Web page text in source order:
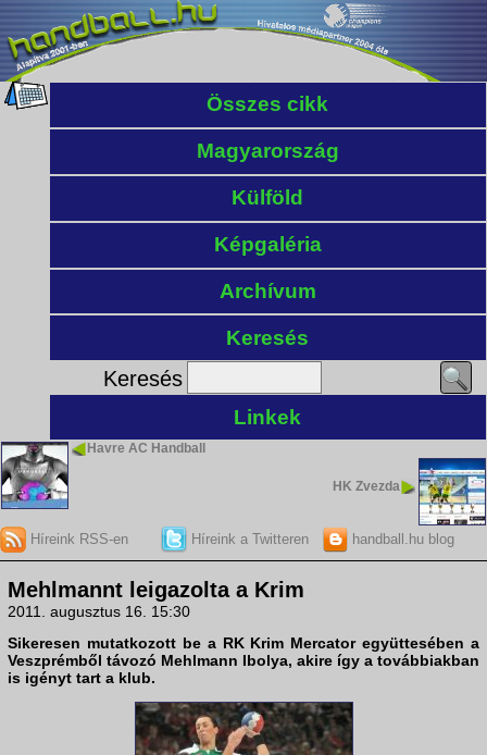
Összes cikk
Magyarország
Külföld
Képgaléria
Archívum
Keresés
Keresés
Linkek
Havre AC Handball
HK Zvezda
Híreink RSS-en Híreink a Twitteren handball.hu blog
Mehlmannt leigazolta a Krim
2011. augusztus 16. 15:30
Sikeresen mutatkozott be a RK Krim Mercatoregyüttesében a
Veszprémből távozó Mehlmann Ibolya, akire így a továbbiakban
is igényt tart a klub.